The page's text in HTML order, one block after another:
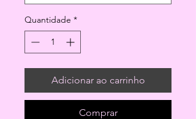
Quantidade *
Adicionar ao carrinho
Comprar